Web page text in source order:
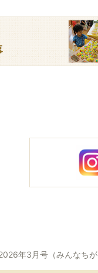
年3月号（みんなちが